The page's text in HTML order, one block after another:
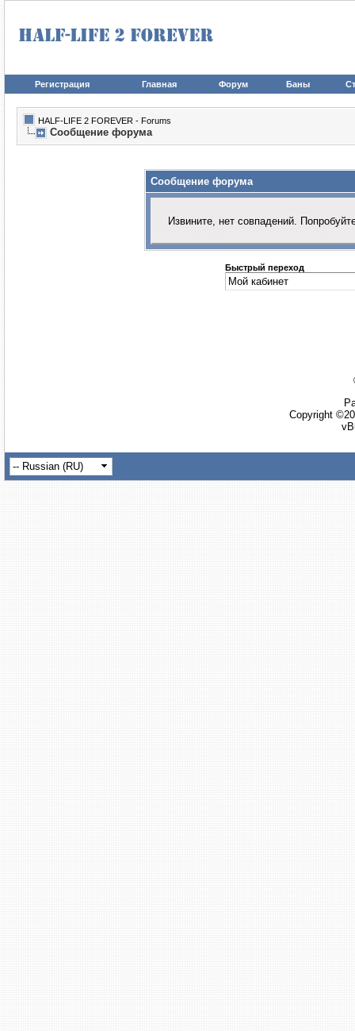
Регистрация Главная Форум Баны
HALF-LIFE 2 FOREVER - Forums
Сообщение форума
Сообщение форума
Извините, нет совпадений.
Быстрый переход
Copyright